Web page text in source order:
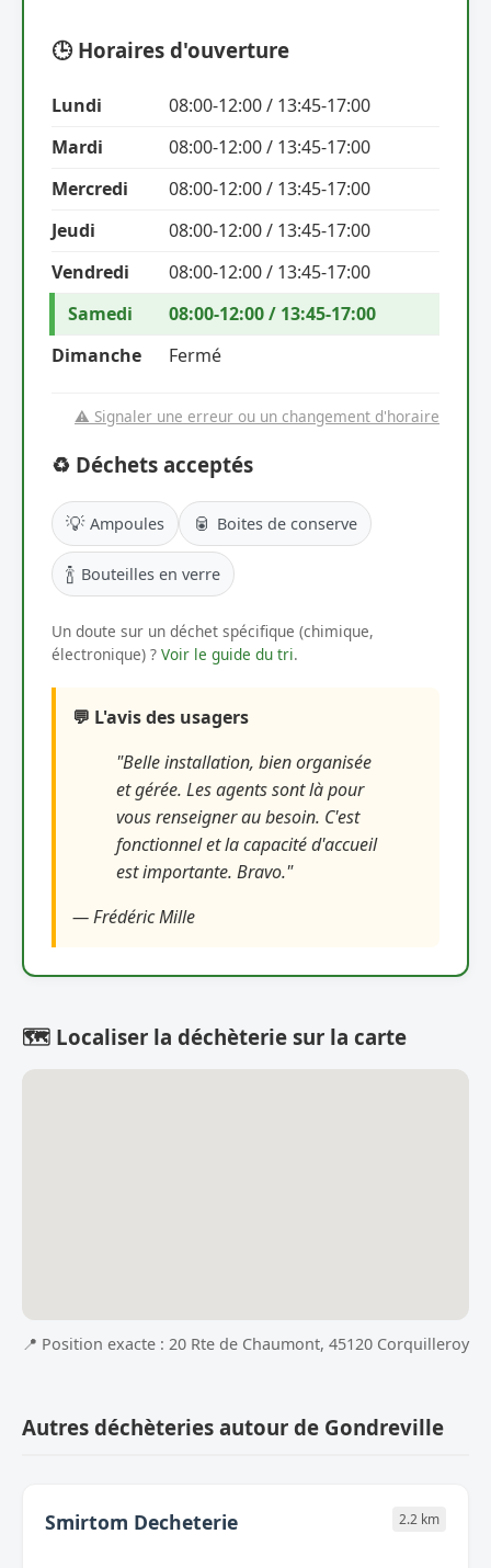
🕒 Horaires d'ouverture
Lundi
08:00-12:00 / 13:45-17:00
Mardi
08:00-12:00 / 13:45-17:00
Mercredi
08:00-12:00 / 13:45-17:00
Jeudi
08:00-12:00 / 13:45-17:00
Vendredi
08:00-12:00 / 13:45-17:00
Samedi
08:00-12:00 / 13:45-17:00
Dimanche
Fermé
⚠️ Signaler une erreur ou un changement d'horaire
♻️ Déchets acceptés
💡 Ampoules 🥫 Boites de conserve
🍾 Bouteilles en verre
Un doute sur un déchet spécifique (chimique,
électronique) ? Voir le guide du tri.
💬 L'avis des usagers
"Belle installation, bien organisée
et gérée. Les agents sont là pour
vous renseigner au besoin. C'est
fonctionnel et la capacité d'accueil
est importante. Bravo."
— Frédéric Mille
🗺️ Localiser la déchèterie sur la carte
📍 Position exacte : 20 Rte de Chaumont, 45120 Corquilleroy
Autres déchèteries autour de Gondreville
Smirtom Decheterie 2.2 km